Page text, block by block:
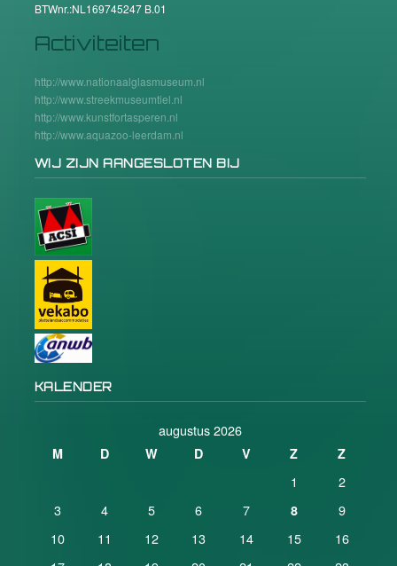
BTWnr.:NL169745247 B.01
Activiteiten
http://www.nationaalglasmuseum.nl
http://www.streekmuseumtiel.nl
http://www.kunstfortasperen.nl
http://www.aquazoo-leerdam.nl
WIJ ZIJN AANGESLOTEN BIJ
KALENDER
augustus 2026
M D W D V Z Z
1
2
3
4 5 6 7 8
9
10
11 12 13 14 15
16